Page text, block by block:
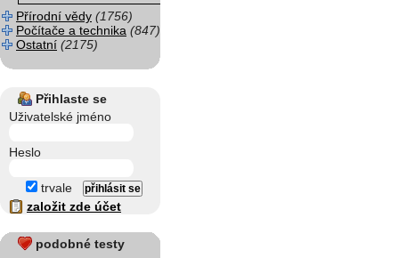
Přírodní vědy (1756)
Počítače a technika (847)
Ostatní (2175)
Přihlaste se
Uživatelské jméno
Heslo
trvale
založit zde účet
podobné testy